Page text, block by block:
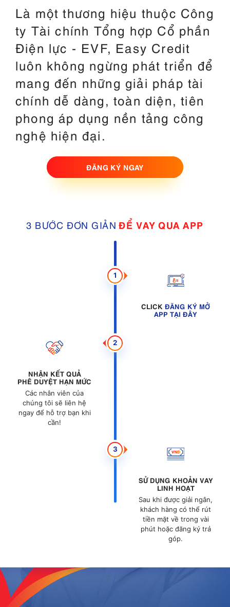
Là một thương hiệu thuộc Công
ty Tài chính Tổng hợp Cổ phần
Điện lực - EVF, Easy Credit
luôn không ngừng phát triển để
mang đến những giải pháp tài
chính dễ dàng, toàn diện, tiên
phong áp dụng nền tảng công
nghệ hiện đại.
ĐĂNG KÝ NGAY
3 BƯỚC ĐƠN GIẢN ĐỂ VAY QUA APP
1
CLICK ĐĂNG KÝ MỞ
APP TẠI ĐÂY
2
NHẬN KẾT QUẢ
PHÊ DUYỆT HẠN MỨC
Các nhân viên của
chúng tôi sẽ liên hệ
ngay để hỗ trợ bạn khi
cần!
3
SỬ DỤNG KHOẢN VAY
LINH HOẠT
Sau khi được giải ngân,
khách hàng có thể rút
tiền mặt về trong vài
phút hoặc đăng ký trả
góp.